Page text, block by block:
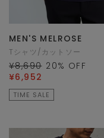
MEN'S MELROSE
Tシャツ/カットソー
¥8,690 20% OFF
¥6,952
TIME SALE